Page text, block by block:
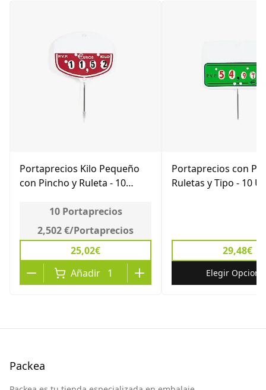
Portaprecios Kilo Pequeño
con Pincho y Ruleta - 10
10 Portaprecios
2,502 €/Portaprecios
25,02€
Añadir 1
Portaprecios con
Ruletas y Tipo - 10
29,48€
Elegir
Packea